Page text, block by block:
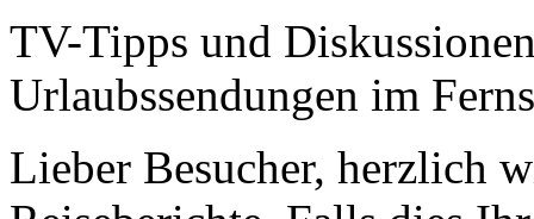
TV-Tipps und
Urlaubssendungen im
Lieber Besucher, herzlich